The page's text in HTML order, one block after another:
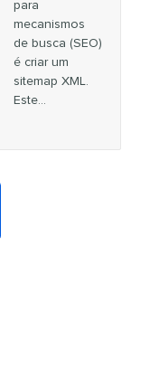
para
mecanismos
de busca (SEO)
é criar um
sitemap XML.
Este…